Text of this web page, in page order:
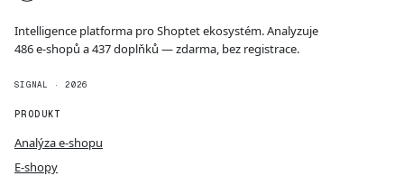
Intelligence platforma pro Shoptet ekosystém. Analyzuje
486 e-shopů a 437 doplňků — zdarma, bez registrace.
SIGNAL · 2026
PRODUKT
Analýza e-shopu
E-shopy